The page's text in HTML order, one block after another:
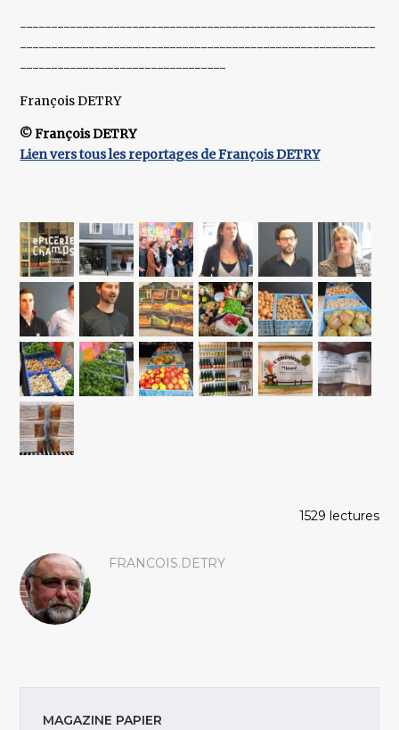
---------------------------------------------------------
---------------------------------------------------------
---------------------------------
François DETRY
© François DETRY
Lien vers tous les reportages de François DETRY
1529 lectures
FRANCOIS.DETRY
MAGAZINE PAPIER